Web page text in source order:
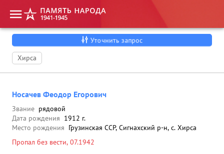
Уточнить запрос
Хирса
Носачев Феодор Егорович
Звание рядовой
Дата рождения 1912 г.
Место рождения Грузинская ССР, Сигнахский р-н, с. Хирса
Пропал без вести, 07.1942